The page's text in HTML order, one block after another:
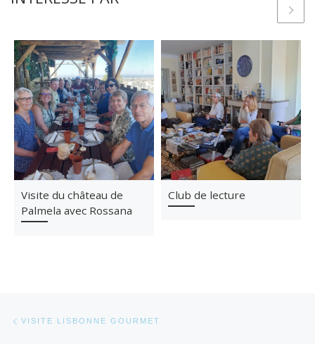
Visite du château de
Palmela avec Rossana
Club de lecture
VISITE LISBONNE GOURMET